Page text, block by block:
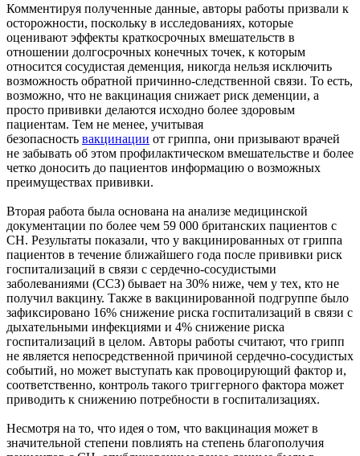
Комментируя полученные данные, авторы работы призвали к
осторожности, поскольку в исследованиях, которые
оценивают эффекты краткосрочных вмешательств в
отношении долгосрочных конечных точек, к которым
относится сосудистая деменция, никогда нельзя исключить
возможность обратной причинно-следственной связи. То есть,
возможно, что не вакцинация снижает риск деменции, а
просто прививки делаются исходно более здоровым
пациентам. Тем не менее, учитывая
безопасность вакцинации от гриппа, они призывают врачей
не забывать об этом профилактическом вмешательстве и более
четко доносить до пациентов информацию о возможных
преимуществах прививки.
Вторая работа была основана на анализе медицинской
документации по более чем 59 000 британских пациентов с
СН. Результаты показали, что у вакцинированных от гриппа
пациентов в течение ближайшего года после прививки риск
госпитализаций в связи с сердечно-сосудистыми
заболеваниями (ССЗ) бывает на 30% ниже, чем у тех, кто не
получил вакцину. Также в вакцинированной подгруппе было
зафиксировано 16% снижение риска госпитализаций в связи с
дыхательными инфекциями и 4% снижение риска
госпитализаций в целом. Авторы работы считают, что грипп
не является непосредственной причиной сердечно-сосудистых
событий, но может выступать как провоцирующий фактор и,
соответственно, контроль такого триггерного фактора может
приводить к снижению потребности в госпитализациях.
Несмотря на то, что идея о том, что вакцинация может в
значительной степени повлиять на степень благополучия